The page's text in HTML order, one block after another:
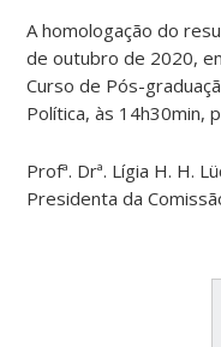
A homologação do
de outubro de 2020,
Curso de Pós-
Política, às 14h30min,
Profª. Drª. Lígia H. H.
Presidenta da